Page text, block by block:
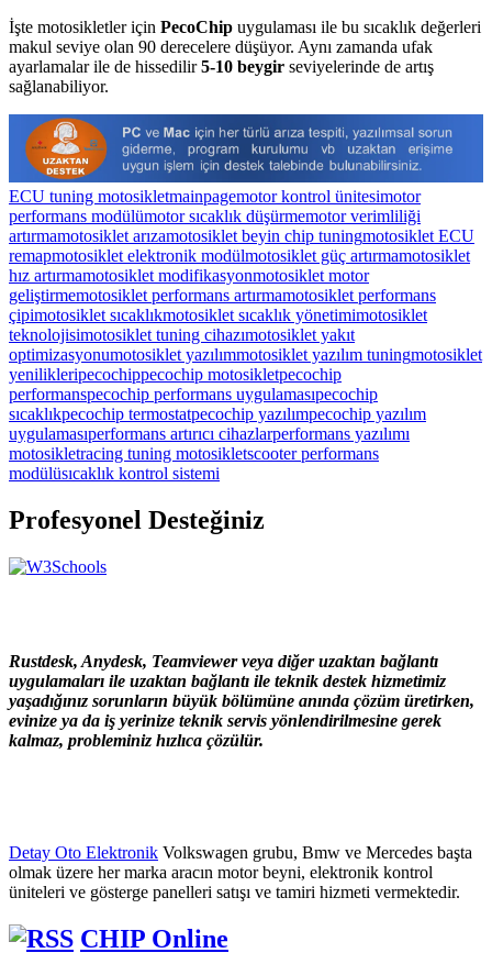
İşte motosikletler için PecoChip uygulaması ile bu sıcaklık değerleri
makul seviye olan 90 derecelere düşüyor. Aynı zamanda ufak
ayarlamalar ile de hissedilir5-10 beygir seviyelerinde de artış
sağlanabiliyor.
ECU tuning motosikletmainpagemotor kontrol ünitesimotor
performans modülümotor sıcaklık düşürmemotor verimliliği
artırmamotosiklet arızamotosiklet beyin chip tuningmotosiklet ECU
remapmotosiklet elektronik modülmotosiklet güç artırmamotosiklet
hız artırmamotosiklet modifikasyonmotosiklet motor
geliştirmemotosiklet performans artırmamotosiklet performans
çipimotosiklet sıcaklıkmotosiklet sıcaklık yönetimimotosiklet
teknolojisimotosiklet tuning cihazımotosiklet yakıt
optimizasyonumotosiklet yazılımmotosiklet yazılım tuningmotosiklet
yenilikleripecochippecochip motosikletpecochip
performanspecochip performans uygulamasıpecochip
sıcaklıkpecochip termostatpecochip yazılımpecochip yazılım
uygulamasıperformans artırıcı cihazlarperformans yazılımı
motosikletracing tuning motosikletscooter performans
modülüsıcaklık kontrol sistemi
Profesyonel Desteğiniz
Rustdesk, Anydesk, Teamviewer veya diğer uzaktan bağlantı
uygulamaları ile uzaktan bağlantı ile teknik destek hizmetimiz
yaşadığınız sorunların büyük bölümüne anında çözüm üretirken,
evinize ya da iş yerinize teknik servis yönlendirilmesine gerek
kalmaz, probleminiz hızlıca çözülür.
Detay Oto Elektronik Volkswagen grubu, Bmw ve Mercedes başta
olmak üzere her marka aracın motor beyni, elektronik kontrol
üniteleri ve gösterge panelleri satışı ve tamiri hizmeti vermektedir.
CHIP Online